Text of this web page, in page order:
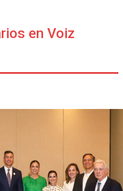
en Voiz